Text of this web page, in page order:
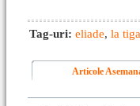
Tag-uri: eliade, la
Articole